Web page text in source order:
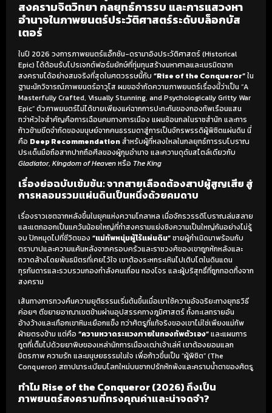
สงครามจิตวิทยา กลยุทธ์การรบ และการแสวงหา
อำนาจในภาพยนตร์ประวัติศาสตร์ระดับบล็อกบัส
เตอร์
ในปี 2026 วงการภาพยนตร์แอ็กชัน-ดรามาอิงประวัติศาสตร์ (Historical
Epic) ได้ต้อนรับโปรเจกต์ฟอร์มยักษ์ที่ทุ่มทุนสร้างมหาศาลและเนรมิตฉาก
สงครามได้อย่างสมจริงที่สุดในศตวรรษนี้กับ “Rise of the Conqueror”ใน
ฐานะนักวิจารณ์ภาพยนตร์อาวุโส ผมขอจำกัดความภาพยนตร์เรื่องนี้ว่าเป็น “A
Masterfully Crafted, Visually Stunning, and Psychologically Gritty War
Epic” ตัวภาพยนตร์ไม่ได้ขายเพียงแค่ฉากการปะทะกันของกองทัพเรือนแสน
ทว่าหัวใจสำคัญคือการเฉือนคมทางการเมือง แผนซ้อนกลในราชสำนัก และการ
ก้าวข้ามขีดจำกัดของมนุษย์จากคนธรรมดาสู่การเป็นจักรพรรดิผู้พิชิตแผ่นดิน นี่
คือ Deep Recommendationสำหรับผู้ที่หลงใหลในกลยุทธ์การรบโบราณ
ประเด็นมือถือสากปากถือศีลของผู้กุมอำนาจ และความดุดันสไตล์เดียวกับ
Gladiator, Kingdom of Heavenหรือ The King
เรื่องย่อฉบับเข้มข้น: จากสายเลือดต้องสาปผู้สูญเสีย สู่
การหลอมรวมแผ่นดินเป็นหนึ่งด้วยคมดาบ
เรื่องราวเซตฉากหลังขึ้นในยุคแห่งความโกลาหล เมื่อจักรวรรดิโบราณล่มสลาย
และแตกออกเป็นแคว้นน้อยใหญ่ที่ทำสงครามแย่งชิงความเป็นใหญ่กันอย่างไม่รู้
จบ ปักหมุดไปที่ชีวิตของ “แม่ทัพหนุ่มผู้ไร้แผ่นดิน”ชายผู้กำเนิดมาพร้อมกับ
ตราบาปและความแค้นหลังจากครอบครัวและราชวงศ์ของเขาถูกหักหลังและ
กวาดล้างโดยพันธมิตรที่เคยไว้ใจ เขาต้องระหกระเหินไปเติบโตในดินแดน
ทุรกันดารและรวบรวมกองกำลังคนเถื่อน กองโจร และผู้บริสุทธิ์ที่ถูกทอดทิ้งจาก
สงคราม
เส้นทางการทวงคืนความยุติธรรมเริ่มต้นขึ้นเมื่อเขาใช้ความอัจฉริยะทางยุทธวิธี
ค่อยๆ ตีขยายอาณาเขตข้ามผ่านอุปสรรคทางภูมิศาสตร์ ทั้งทะเลทรายอัน
อ้างว้างและเทือกเขาหิมะเยือกแข็ง ทว่าศัตรูที่แท้จริงของเขาไม่ใช่เพียงแม่ทัพ
ฝ่ายตรงข้าม แต่คือ “ความหวาดระแวงภายในกองทัพตัวเอง”และแผนการ
ทูตที่เต็มไปด้วยยาพิษของเหล่านักการเมืองเฒ่าเจ้าเล่ห์ เขาต้องยอมแลก
มิตรภาพ ความรัก และมนุษยธรรมในใจ เพื่อก้าวขึ้นเป็น “ผู้พิชิต” (The
Conqueror) สถาปนาระเบียบโลกใหม่บนซากปรักหักพังและคราบน้ำตาของศัตรู
ทำไม Rise of the Conqueror (2026) ถึงเป็น
ภาพยนตร์สงครามที่ทรงคุณค่าและน่าจดจำ?